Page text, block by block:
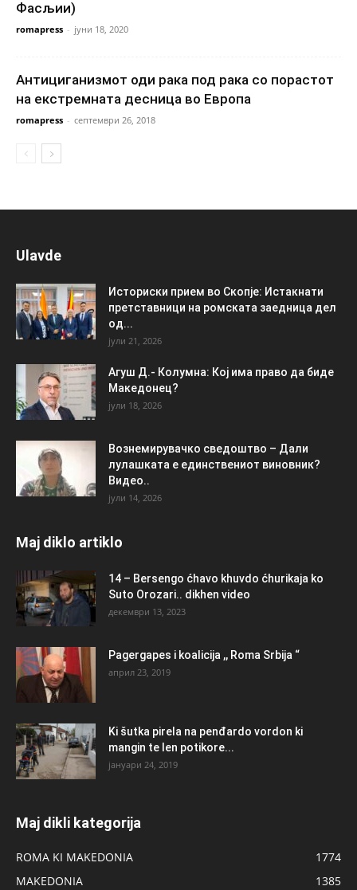
Фасљии)
romapress - јуни 18, 2020
Антициганизмот оди рака под рака со порастот
на екстремната десница во Европа
romapress - септември 26, 2018
Ulavde
Историски прием во Скопје: Истакнати
претставници на ромската заедница дел
од...
јули 21, 2026
Агуш Д.- Колумна: Кој има право да биде
Македонец?
јули 18, 2026
Вознемирувачко сведоштво – Дали
лулашката е единствениот виновник?
Видео..
јули 14, 2026
Maj diklo artiklo
14 – Bersengo ćhavo khuvdo ćhurikaja ko
Suto Orozari.. dikhen video
декември 13, 2023
Pagergapes i koalicija ,, Roma Srbija “
април 23, 2019
Ki šutka pirela na penđardo vordon ki
mangin te len potikore...
јануари 24, 2019
Maj dikli kategorija
ROMA KI MAKEDONIA
1774
MAKEDONIA
1385